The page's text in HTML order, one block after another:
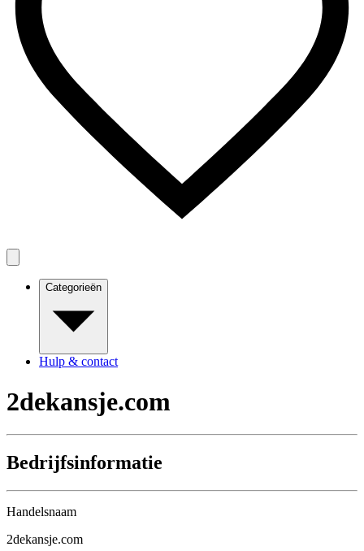
Categorieën
Hulp & contact
2dekansje.com
Bedrijfsinformatie
Handelsnaam
2dekansje.com